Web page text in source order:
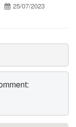
25/07/2023